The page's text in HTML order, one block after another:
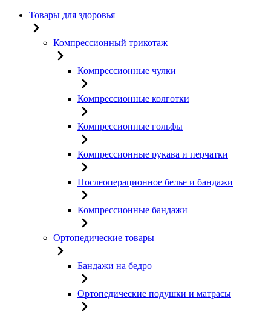
Товары для здоровья
Компрессионный трикотаж
Компрессионные чулки
Компрессионные колготки
Компрессионные гольфы
Компрессионные рукава и перчатки
Послеоперационное белье и бандажи
Компрессионные бандажи
Ортопедические товары
Бандажи на бедро
Ортопедические подушки и матрасы